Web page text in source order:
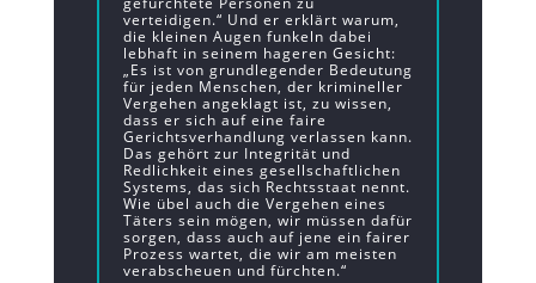
verteidigen.“ Und er erklärt warum,
die kleinen Augen funkeln dabei
lebhaft in seinem hageren Gesicht:
„Es ist von grundlegender Bedeutung
für jeden Menschen, der krimineller
Vergehen angeklagt ist, zu wissen,
dass er sich auf eine faire
Gerichtsverhandlung verlassen kann.
Das gehört zur Integrität und
Redlichkeit eines gesellschaftlichen
Systems, das sich Rechtsstaat nennt.
Wie übel auch die Vergehen eines
Täters sein mögen, wir müssen dafür
sorgen, dass auch auf jene ein fairer
Prozess wartet, die wir am meisten
verabscheuen und fürchten.“